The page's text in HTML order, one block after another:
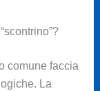
comune faccia
La